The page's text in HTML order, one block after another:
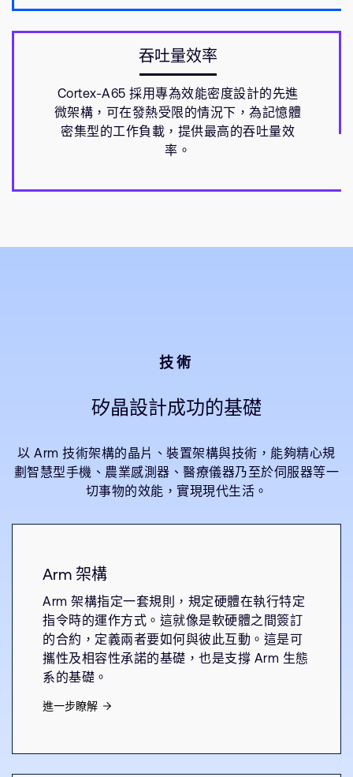
吞吐量效率
Cortex-A65 採用專為效能密度設計的先進
微架構，可在發熱受限的情況下，為記憶體
密集型的工作負載，提供最高的吞吐量效
率。
技術
矽晶設計成功的基礎
以 Arm 技術架構的晶片、裝置架構與技術，能夠精心規
劃智慧型手機、農業感測器、醫療儀器乃至於伺服器等一
切事物的效能，實現現代生活。
Arm 架構
Arm 架構指定一套規則，規定硬體在執行特定
指令時的運作方式。這就像是軟硬體之間簽訂
的合約，定義兩者要如何與彼此互動。這是可
攜性及相容性承諾的基礎，也是支撐 Arm 生態
系的基礎。
進一步瞭解